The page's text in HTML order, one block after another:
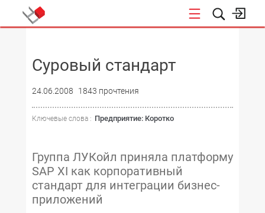
Суровый стандарт
24.06.2008 1843 прочтения
Ключевые слова : Предприятие: Коротко
Группа ЛУКойл приняла платформу
SAP XI как корпоративный
стандарт для интеграции бизнес-
приложений